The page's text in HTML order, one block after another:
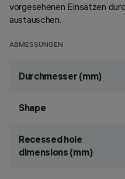
vorgesehenen Einsätzen
austauschen.
ABMESSUNGEN
Durchmesser (mm)
Shape
Recessed hole
dimensions (mm)